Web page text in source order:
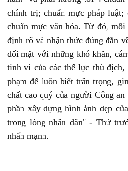
chính trị; chuẩn mực pháp luật;
chuẩn mực văn hóa. Từ đó,
định rõ và nhận thức đúng đắn
đối mặt với những khó khăn,
tinh vi của các thế lực thù địch,
phạm để luôn biết trân trọng,
chất cao quý của người Công an
phần xây dựng hình ảnh đẹp
trong lòng nhân dân" - Thứ
nhấn mạnh.